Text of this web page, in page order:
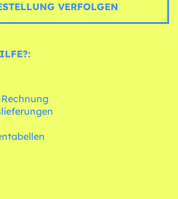
VERFOLGEN